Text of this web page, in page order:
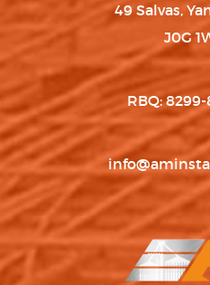
49 Salvas,
J0G
RBQ: